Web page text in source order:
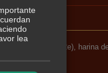
(E322) y (E-472e), harina
lea